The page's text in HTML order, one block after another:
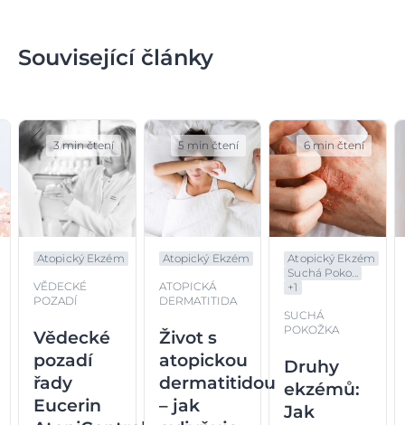
Související články
Atopický Ekzém
VĚDECKÉ
POZADÍ
Vědecké
pozadí
řady
Eucerin
3 min čtení
Atopický Ekzém
ATOPICKÁ
DERMATITIDA
Život s
atopickou
dermatitidou
– jak
5 min čtení
Atopický Ekzém
Suchá Poko...
+1
SUCHÁ
POKOŽKA
Druhy
ekzémů:
Jak
6 min čtení